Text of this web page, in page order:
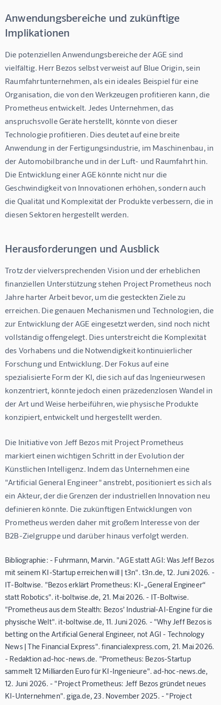
Anwendungsbereiche und zukünftige
Implikationen
Die potenziellen Anwendungsbereiche der AGE sind
vielfältig. Herr Bezos selbst verweist auf Blue Origin, sein
Raumfahrtunternehmen, als ein ideales Beispiel für eine
Organisation, die von den Werkzeugen profitieren kann, die
Prometheus entwickelt. Jedes Unternehmen, das
anspruchsvolle Geräte herstellt, könnte von dieser
Technologie profitieren. Dies deutet auf eine breite
Anwendung in der Fertigungsindustrie, im Maschinenbau, in
der Automobilbranche und in der Luft- und Raumfahrt hin.
Die Entwicklung einer AGE könnte nicht nur die
Geschwindigkeit von Innovationen erhöhen, sondern auch
die Qualität und Komplexität der Produkte verbessern, die in
diesen Sektoren hergestellt werden.
Herausforderungen und Ausblick
Trotz der vielversprechenden Vision und der erheblichen
finanziellen Unterstützung stehen Project Prometheus noch
Jahre harter Arbeit bevor, um die gesteckten Ziele zu
erreichen. Die genauen Mechanismen und Technologien, die
zur Entwicklung der AGE eingesetzt werden, sind noch nicht
vollständig offengelegt. Dies unterstreicht die Komplexität
des Vorhabens und die Notwendigkeit kontinuierlicher
Forschung und Entwicklung. Der Fokus auf eine
spezialisierte Form der KI, die sich auf das Ingenieurwesen
konzentriert, könnte jedoch einen präzedenzlosen Wandel in
der Art und Weise herbeiführen, wie physische Produkte
konzipiert, entwickelt und hergestellt werden.
Die Initiative von Jeff Bezos mit Project Prometheus
markiert einen wichtigen Schritt in der Evolution der
Künstlichen Intelligenz. Indem das Unternehmen eine
"Artificial General Engineer" anstrebt, positioniert es sich als
ein Akteur, der die Grenzen der industriellen Innovation neu
definieren könnte. Die zukünftigen Entwicklungen von
Prometheus werden daher mit großem Interesse von der
B2B-Zielgruppe und darüber hinaus verfolgt werden.
Bibliographie: - Fuhrmann, Marvin. "AGE statt AGI: Was Jeff Bezos
mit seinem KI-Startup erreichen will | t3n". t3n.de, 12. Juni 2026. -
IT-Boltwise. "Bezos erklärt Prometheus: KI-„General Engineer“
statt Robotics". it-boltwise.de, 21. Mai 2026. - IT-Boltwise.
"Prometheus aus dem Stealth: Bezos’ Industrial-AI-Engine für die
physische Welt". it-boltwise.de, 11. Juni 2026. - "Why Jeff Bezos is
betting on the Artificial General Engineer, not AGI - Technology
News | The Financial Express". financialexpress.com, 21. Mai 2026.
- Redaktion ad-hoc-news.de. "Prometheus: Bezos-Startup
sammelt 12 Milliarden Euro für KI-Ingenieure". ad-hoc-news.de,
12. Juni 2026. - "Project Prometheus: Jeff Bezos gründet neues
KI-Unternehmen". giga.de, 23. November 2025. - "Project